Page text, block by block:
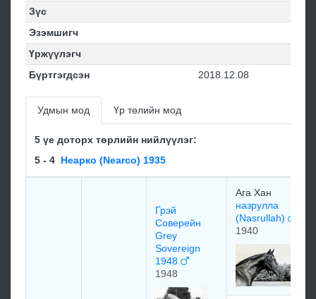
Зүс
Эзэмшигч
Үржүүлэгч
Бүртгэгдсэн
2018.12.08
Удмын мод Үр төлийн мод
5 үе доторх төрлийн нийлүүлэг:
5 - 4 Неарко (Nearco) 1935
Грэй
Соверейн
Grey
Sovereign
1948
1948
Ага Хан
назрулла
(Nasrullah)
1940